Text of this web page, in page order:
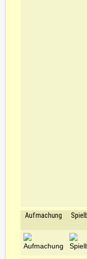
Aufmachung